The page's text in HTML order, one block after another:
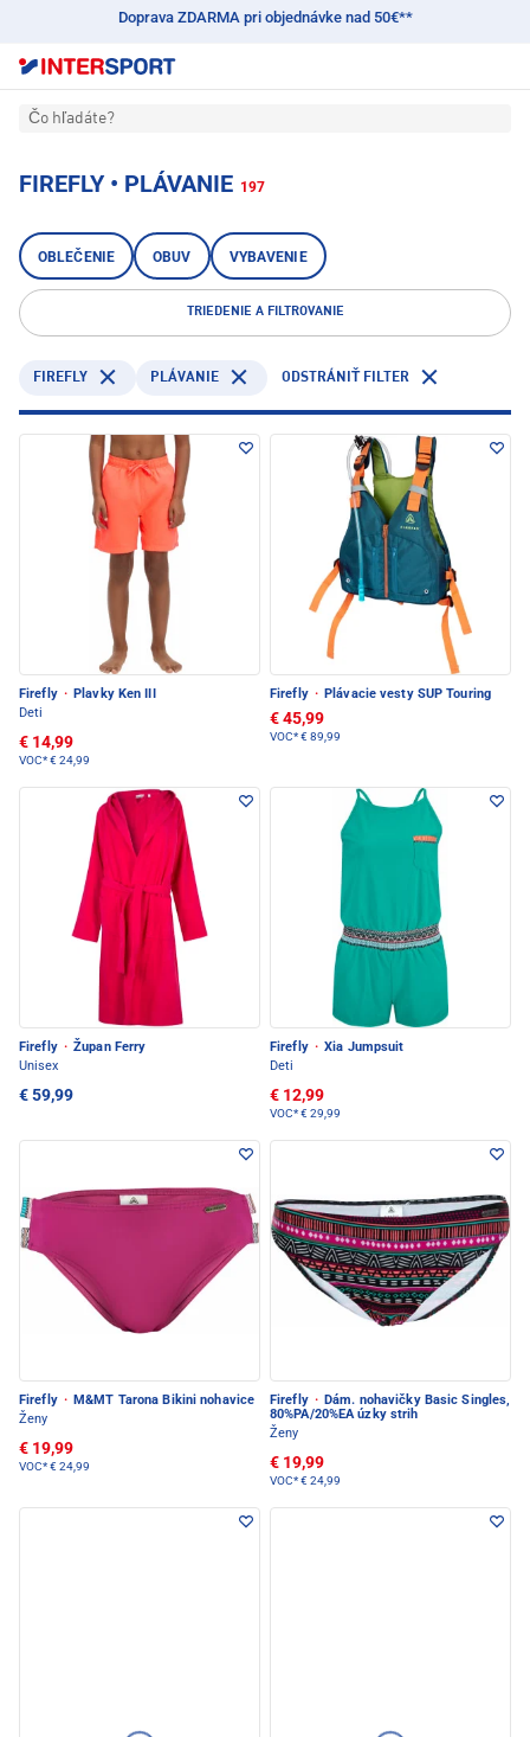
Doprava ZDARMA pri objednávke nad 50€**
Čo hľadáte?
FIREFLY • PLÁVANIE 197
OBLEČENIE OBUV VYBAVENIE
TRIEDENIE A FILTROVANIE
FIREFLY PLÁVANIE ODSTRÁNIŤ FILTER
Firefly · Plavky Ken III
Deti
€ 14,99
VOC*€ 24,99
Firefly · Plávacie vesty SUP Touring
€ 45,99
VOC*€ 89,99
Firefly · Župan Ferry
Unisex
€ 59,99
Firefly · Xia Jumpsuit
Deti
€ 12,99
VOC*€ 29,99
Firefly · M&MT Tarona Bikini nohavice
Ženy
€ 19,99
VOC*€ 24,99
Firefly · Dám. nohavičky Basic Singles,
80%PA/20%EA úzky strih
Ženy
€ 19,99
VOC*€ 24,99